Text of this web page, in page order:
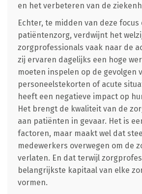
en het verbeteren van de
Echter, te midden van deze focus
patiëntenzorg, verdwijnt het
zorgprofessionals vaak naar de
zij ervaren dagelijks een hoge
moeten inspelen op de gevolgen
personeelstekorten of acute
heeft een negatieve impact op
Het brengt de kwaliteit van de
aan patiënten in gevaar. Het is
factoren, maar maakt wel dat
medewerkers overwegen om de
verlaten. En dat terwijl
belangrijkste kapitaal van elke
vormen.